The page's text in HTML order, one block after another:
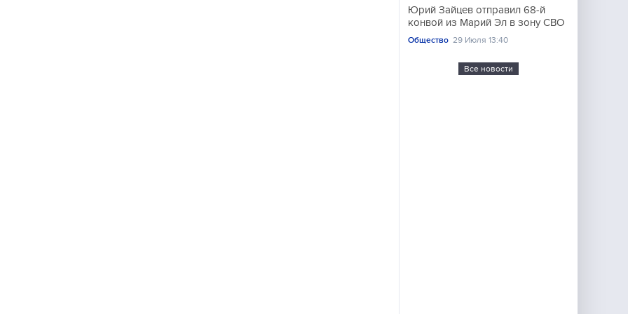
Юрий Зайцев отправил 68-й
конвой из Марий Эл в зону СВО
Общество 29 Июля 13:40
Все новости